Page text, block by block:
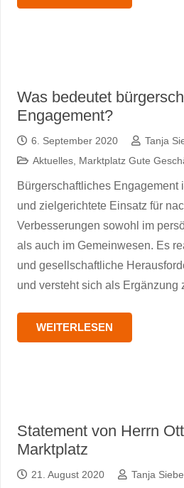
Was bedeutet
Engagement?
6. September 2020
Tanja
Aktuelles, Marktplatz Gute
Bürgerschaftliches Engagement
und zielgerichtete Einsatz für
Verbesserungen sowohl im
als auch im Gemeinwesen. Es
und gesellschaftliche
und versteht sich als
WEITERLESEN
Statement von Herrn
Marktplatz
21. August 2020
Tanja